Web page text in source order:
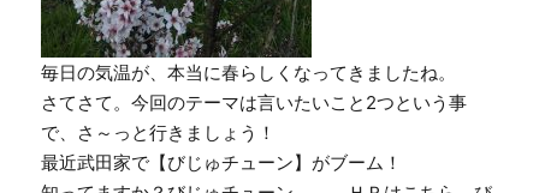
毎日の気温が、本当に春らしくなってきましたね。
さてさて。今回のテーマは言いたいこと2つという事
で、さ～っと行きましょう！
最近武田家で【びじゅチューン】がブーム！